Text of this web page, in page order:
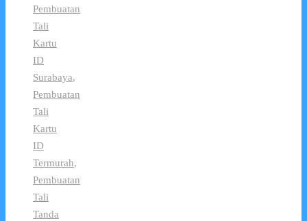
Pembuatan
Tali
Kartu
ID
Surabaya,
Pembuatan
Tali
Kartu
ID
Termurah,
Pembuatan
Tali
Tanda